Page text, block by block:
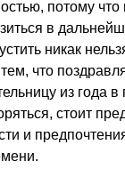
потому
в
никак
что
из года в
стоит
и